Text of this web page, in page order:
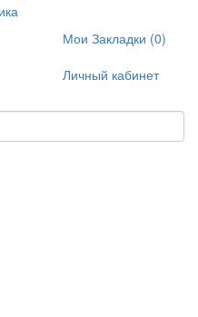
Мои Закладки (0)
Личный кабинет